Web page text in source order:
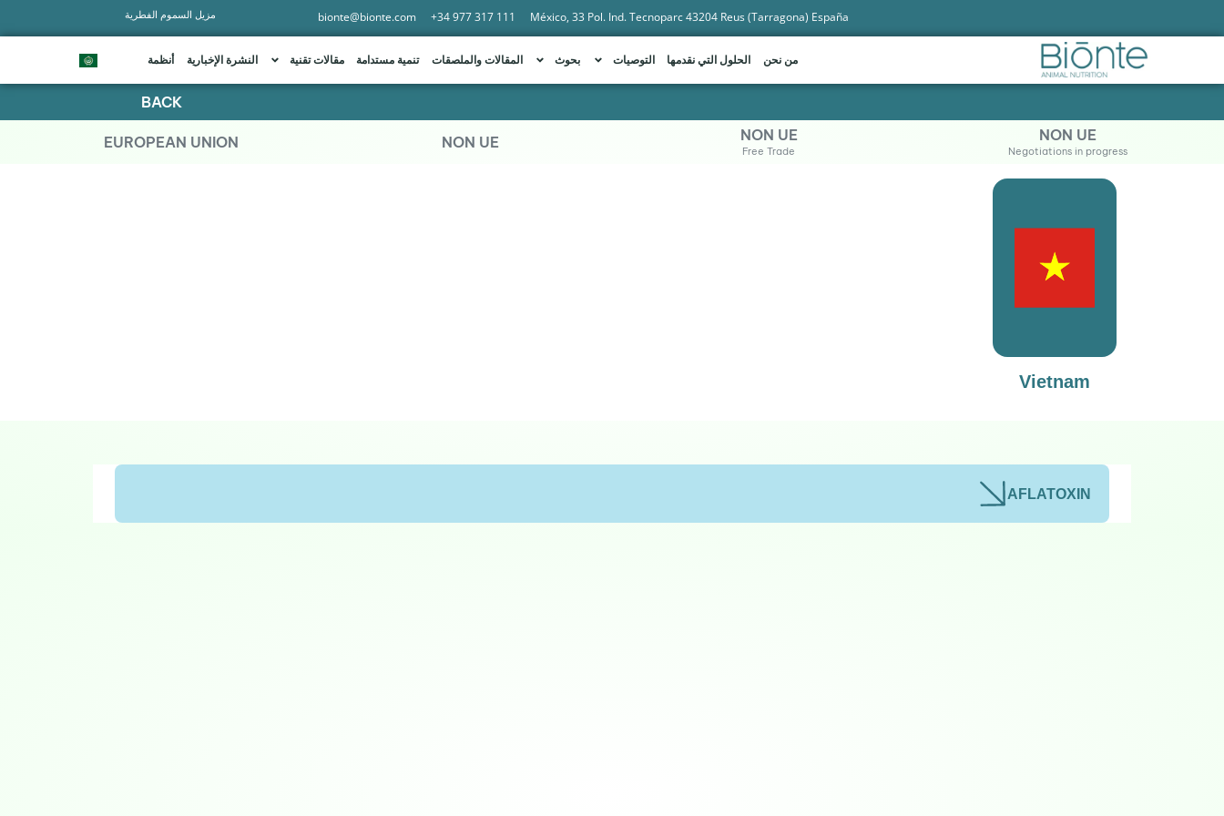
México, 33 Pol. Ind. Tecnoparc 43204 Reus (Tarragona) España
+34 977 317 111
bionte@bionte.com مزيل السموم الفطرية
من نحن الحلول التي نقدمها التوصيات بحوث المقالات والملصقات تنمية مستدامة مقالات تقنية النشرة الإخبارية أنظمة
BACK
EUROPEAN UNION NON UE NON UE
Free Trade
NON UE
Negotiations in progress
Vietnam
AFLATOXIN